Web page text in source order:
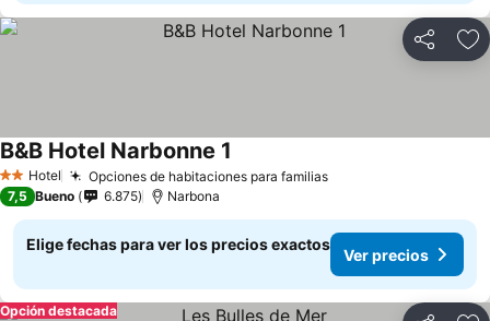
Compartir
2 Estrellas
Hotel Opciones de habitaciones para familias
B&B Hotel Narbonne 1
7,5 Bueno 6.875 Narbona
Elige fechas para ver los precios exactos
Ver precios
Opción destacada